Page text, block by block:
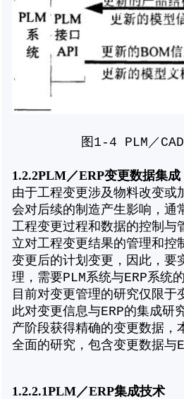
图1-4 PLM／
1.2.2PLM／ERP变更数据集成
由于工程变更涉及物料改变或
会对后续的制造产生影响，通
工程变更过程和数据的控制与
立对工程变更结果的管理和控
变更后的计划变更，因此，要
理，需要PLM系统与ERP系统
目前对变更管理的研究仅限于
此对变更信息与ERP的集成研
产阶段获得精确的变更数据，
全面的研究，包含变更数据与
1.2.2.1PLM／ERP集成技术